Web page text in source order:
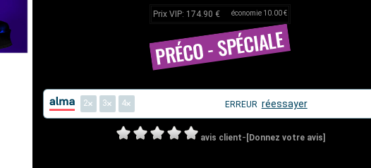
Prix VIP: 174.90 € économie 10.00 €
2 3 4 ERREUR réessayer
avis client- [Donnez votre avis]